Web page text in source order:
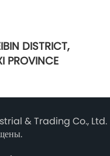
DISTRICT,
PROVINCE
& Trading Co., Ltd.